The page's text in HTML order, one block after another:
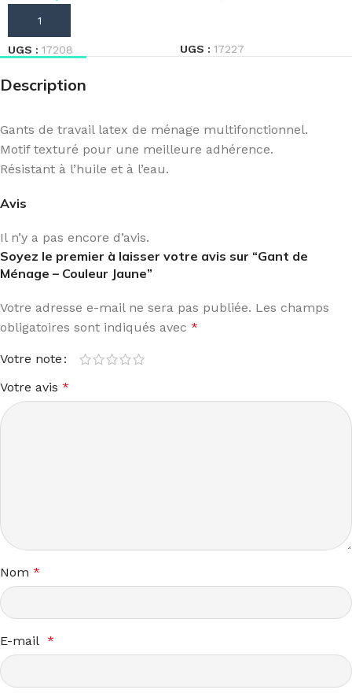
AJOUTER AU PANIER
UGS : 17208 UGS : 17227
Description
Gants de travail latex de ménage multifonctionnel.
Motif texturé pour une meilleure adhérence.
Résistant à l’huile et à l’eau.
Avis
Il n’y a pas encore d’avis.
Soyez le premier à laisser votre avis sur “Gant de
Ménage – Couleur Jaune”
Votre adresse e-mail ne sera pas publiée. Les champs
obligatoires sont indiqués avec *
Votre note
Votre avis *
Nom *
E-mail *